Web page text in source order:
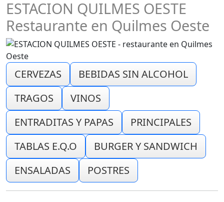
ESTACION QUILMES OESTE
Restaurante en Quilmes Oeste
CERVEZAS
BEBIDAS SIN ALCOHOL
TRAGOS
VINOS
ENTRADITAS Y PAPAS
PRINCIPALES
TABLAS E.Q.O
BURGER Y SANDWICH
ENSALADAS
POSTRES